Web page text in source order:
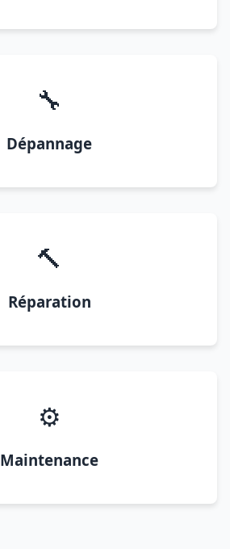
🔧
Dépannage
🔨
Réparation
⚙️
Maintenance